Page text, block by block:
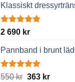
Klassiskt
Betygsatt
2 690 kr
Pannband i brunt
Betygsatt
550kr Det
363 krDet